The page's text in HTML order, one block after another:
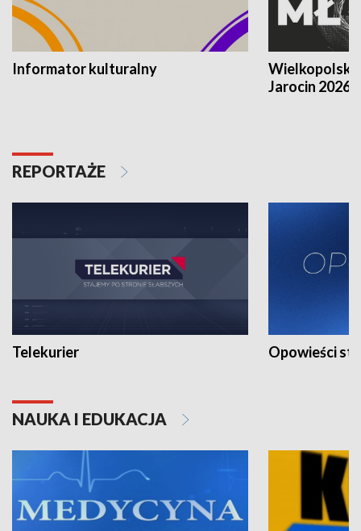
Informator kulturalny
Jarocin 2026
REPORTAŻE
Telekurier Opowieści
NAUKA I EDUKACJA